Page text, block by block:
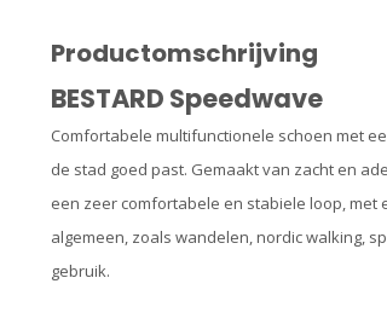
Productomschrijving
BESTARD Speedwave
Comfortabele multifunctionele schoen met
de stad goed past. Gemaakt van zacht en
een zeer comfortabele en stabiele loop,
algemeen, zoals wandelen, nordic walking,
gebruik.